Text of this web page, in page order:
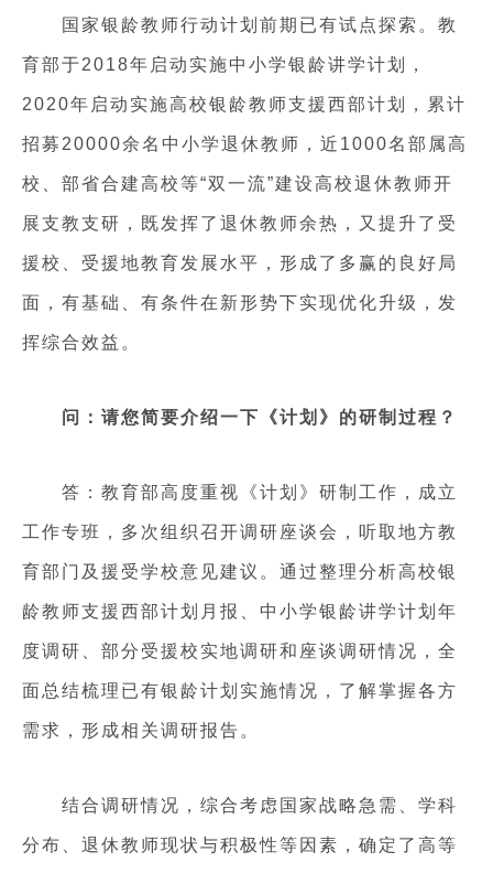
国家银龄教师行动计划前期已有试点探索。教
育部于2018年启动实施中小学银龄讲学计划，
2020年启动实施高校银龄教师支援西部计划，累计
招募20000余名中小学退休教师，近1000名部属高
校、部省合建高校等“双一流”建设高校退休教师开
展支教支研，既发挥了退休教师余热，又提升了受
援校、受援地教育发展水平，形成了多赢的良好局
面，有基础、有条件在新形势下实现优化升级，发
挥综合效益。
问：请您简要介绍一下《计划》的研制过程？
答：教育部高度重视《计划》研制工作，成立
工作专班，多次组织召开调研座谈会，听取地方教
育部门及援受学校意见建议。通过整理分析高校银
龄教师支援西部计划月报、中小学银龄讲学计划年
度调研、部分受援校实地调研和座谈调研情况，全
面总结梳理已有银龄计划实施情况，了解掌握各方
需求，形成相关调研报告。
结合调研情况，综合考虑国家战略急需、学科
分布、退休教师现状与积极性等因素，确定了高等